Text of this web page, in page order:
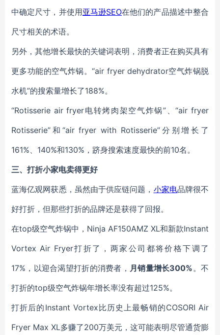
中确定尺寸，并使用亚马逊SEO在他们的产品描述中整合
尺寸相关的术语。
另外，其他增长最快的关键词表明，消费者正在购买具有
更多功能的空气炸锅。“air fryer dehydrator空气炸锅脱
水机”的搜索量增长了188%。
“Rotisserie air fryer电转烤肉架空气炸锅”、“air fryer
Rotisserie”和“air fryer with Rotisserie”分别增长了
161%、140%和130%，跻身搜索速度最快的前10名。
三、打折小家电卖得更好
蓝海亿观网获悉，虽然由于供应链问题， 小家电品牌很不
好打折，但那些打折的品牌还是获得了回报。
在top级空气炸锅中，Ninja AF150AMZ XL和新款Instant
Vortex Air Fryer打折了，两家公司都将价格下调了
17%，以迎合渴望打折的消费者， 月销量增长300%。不
打折的top级空气炸锅年增长率没有超过125%。
打折后的Instant Vortex比历史上最畅销的COSORI Air
Fryer Max XL多赚了200万美元，这可能表明尽管通货膨